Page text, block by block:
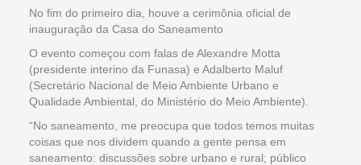
No fim do primeiro dia, houve a cerimônia oficial de
inauguração da Casa do Saneamento
O evento começou com falas de Alexandre Motta
(presidente interino da Funasa) e Adalberto Maluf
(Secretário Nacional de Meio Ambiente Urbano e
Qualidade Ambiental, do Ministério do Meio Ambiente).
“No saneamento, me preocupa que todos temos muitas
coisas que nos dividem quando a gente pensa em
saneamento: discussões sobre urbano e rural; público